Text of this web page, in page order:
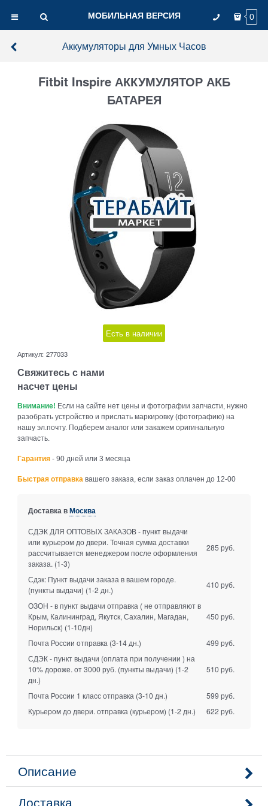
МОБИЛЬНАЯ ВЕРСИЯ 0
Аккумуляторы для Умных Часов
Fitbit Inspire АККУМУЛЯТОР АКБ
БАТАРЕЯ
Есть в наличии
Артикул: 277033
Свяжитесь с нами
насчет цены
Внимание! Если на сайте нет цены и фотографии запчасти, нужно
разобрать устройство и прислать маркировку (фотографию) на
нашу эл.почту. Подберем аналог или закажем оригинальную
запчасть.
Гарантия - 90 дней или 3 месяца
Быстрая отправка вашего заказа, если заказ оплачен до 12-00
Доставка вМосква
СДЭК ДЛЯ ОПТОВЫХ ЗАКАЗОВ - пункт выдачи
или курьером до двери. Точная сумма доставки
рассчитывается менеджером после оформления
заказа. (1-3)
285 руб.
Сдэк: Пункт выдачи заказа в вашем городе.
(пункты выдачи) (1-2 дн.)
410 руб.
ОЗОН - в пункт выдачи отправка ( не отправляют в
Крым, Калининград, Якутск, Сахалин, Магадан,
Норильск) (1-10дн)
450 руб.
Почта России отправка (3-14 дн.)
499 руб.
СДЭК - пункт выдачи (оплата при получении ) на
10% дороже. от 3000 руб. (пункты выдачи) (1-2
дн.)
510 руб.
Почта России 1 класс отправка (3-10 дн.)
599 руб.
Курьером до двери. отправка (курьером) (1-2 дн.) 622 руб.
Описание
Доставка